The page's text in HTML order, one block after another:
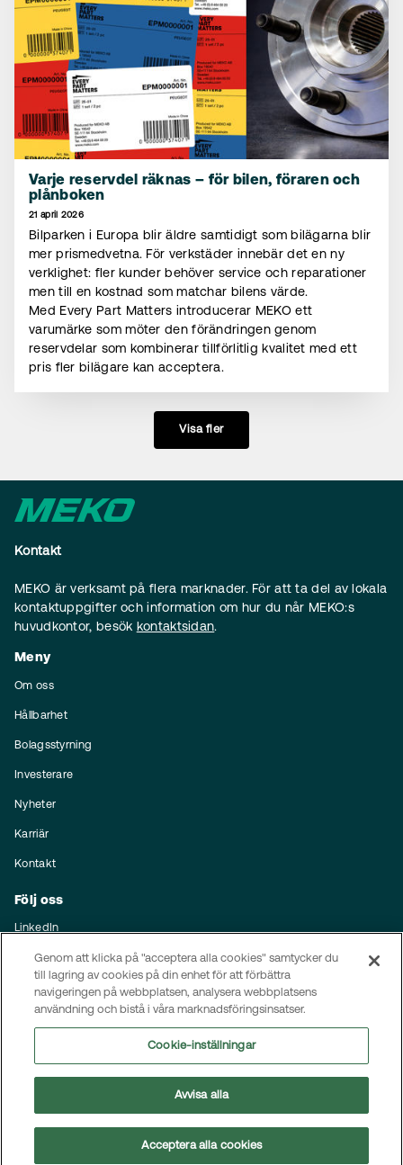
Varje reservdel räknas – för bilen, föraren och
plånboken
21 april 2026
Bilparken i Europa blir äldre samtidigt som bilägarna blir
mer prismedvetna. För verkstäder innebär det en ny
verklighet: fler kunder behöver service och reparationer
men till en kostnad som matchar bilens värde.
Med Every Part Matters introducerar MEKO ett
varumärke som möter den förändringen genom
reservdelar som kombinerar tillförlitlig kvalitet med ett
pris fler bilägare kan acceptera.
Visa fler
Kontakt
MEKO är verksamt på flera marknader. För att ta del av lokala
kontaktuppgifter och information om hur du når MEKO:s
huvudkontor, besök kontaktsidan.
Meny
Om oss
Hållbarhet
Bolagsstyrning
Investerare
Nyheter
Karriär
Kontakt
Följ oss
LinkedIn
Prenumerera på nyheter
Integritet
Hantering av personuppgifter
Genom att klicka på "acceptera alla cookies" samtycker du
till lagring av cookies på din enhet för att förbättra
navigeringen på webbplatsen, analysera webbplatsens
användning och bistå i våra marknadsföringsinsatser.
Cookie-inställningar
Avvisa alla
Acceptera alla cookies